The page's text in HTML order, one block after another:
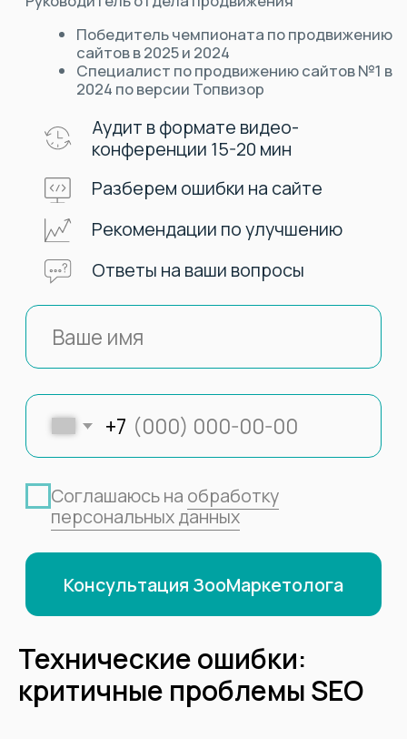
Технические ошибки:
критичные проблемы SEO